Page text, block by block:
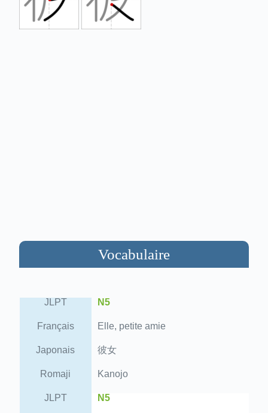
Vocabulaire
JLPT N5
Français Elle, petite amie
Japonais 彼女
Romaji Kanojo
JLPT N5